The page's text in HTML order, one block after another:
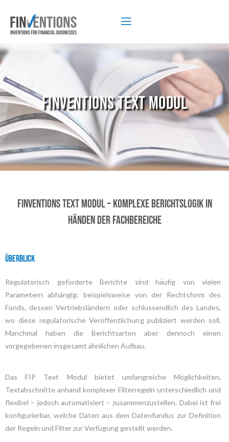
FINVENTIONS TEXT MODUL
Finventions Text Modul – komplexe Berichtslogik in
Händen der Fachbereiche
Überblick
Regulatorisch geforderte Berichte sind häufig von vielen
Parametern abhängig: beispielsweise von der Rechtsform des
Fonds, dessen Vertriebsländern oder schlussendlich des Landes,
wo diese regulatorische Veröffentlichung publiziert werden soll.
Manchmal haben die Berichtsarten aber dennoch einen
vorgegebenen insgesamt ähnlichen Aufbau.
Das FIP Text Modul bietet umfangreiche Möglichkeiten,
Textabschnitte anhand komplexer Filterregeln unterschiedlich und
flexibel – jedoch automatisiert – zusammenzustellen. Dabei ist frei
konfigurierbar, welche Daten aus dem Datenfundus zur Definition
der Regeln und Filter zur Verfügung gestellt werden.